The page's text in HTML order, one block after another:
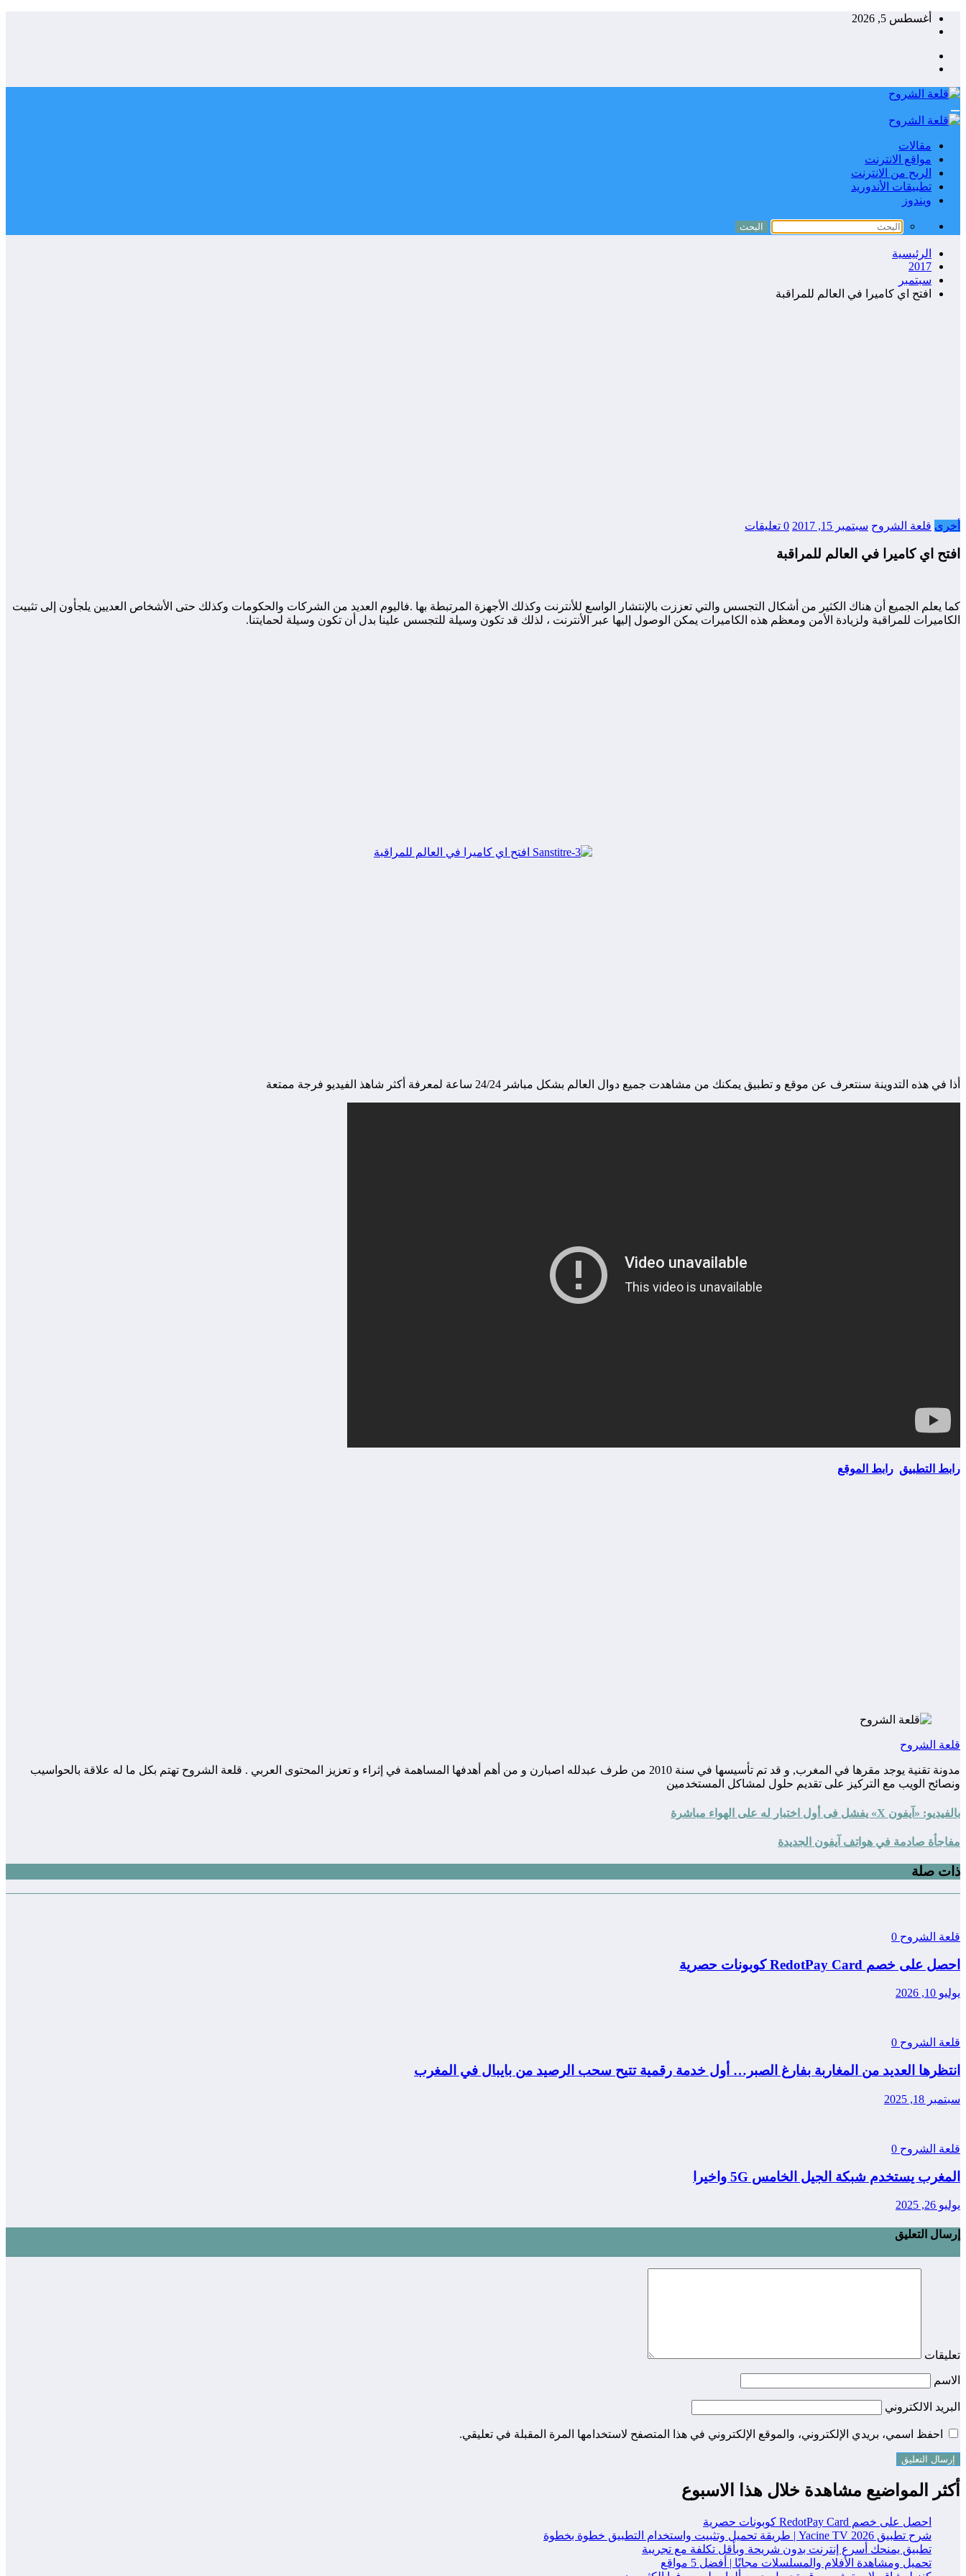
التجاوزأغسطس 5, 2026
مقالات
مواقع الانترنت
الربح من الانترنت
تطبيقات الأندوريد
ويندوز
الرئيسية
2017
سبتمبر
افتح اي كاميرا في العالم للمراقبة
أخرى قلعة الشروح سبتمبر 15, 2017 0 تعليقات
افتح اي كاميرا في العالم للمراقبة
كما يعلم الجميع أن هناك الكثير من أشكال التجسس والتي تعززت بالإنتشار الواسع للأنترنت وكذلك الأجهزة المرتبطة بها .فاليوم العديد من الشركات والحكومات وكذلك حتى الأشخاص العديين يلجأون إلى تثبيت
الكاميرات للمراقبة ولزيادة الأمن ومعظم هذه الكاميرات يمكن الوصول إليها عبر الأنترنت ، لذلك قد تكون وسيلة للتجسس علينا بدل أن تكون وسيلة لحمايتنا.
أذا في هذه التدوينة سنتعرف عن موقع و تطبيق يمكنك من مشاهدت جميع دوال العالم بشكل مباشر 24/24 ساعة لمعرفة أكثر شاهذ الفيديو فرجة ممتعة
رابط التطبيق رابط الموقع
قلعة الشروح
مدونة تقنية يوجد مقرها في المغرب, و قد تم تأسيسها في سنة 2010 من طرف عبدلله اصبارن و من أهم أهدفها المساهمة في إثراء و تعزيز المحتوى العربي . قلعة الشروح تهتم بكل ما له علاقة بالحواسيب
ونصائح الويب مع التركيز على تقديم حلول لمشاكل المستخدمين
بالفيديو: «آيفون X» يفشل فى أول اختبار له على الهواء مباشرة
مفاجأة صادمة في هواتف آيفون الجديدة
ذات صلة
قلعة الشروح 0
احصل على خصم RedotPay Card كوبونات حصرية
يوليو 10, 2026
قلعة الشروح 0
انتظرها العديد من المغاربة بفارغ الصبر… أول خدمة رقمية تتيح سحب الرصيد من بايبال في المغرب
سبتمبر 18, 2025
قلعة الشروح 0
المغرب يستخدم شبكة الجيل الخامس 5G واخيرا
يوليو 26, 2025
إرسال التعليق
تعليقات
الاسم
البريد الالكتروني
احفظ اسمي، بريدي الإلكتروني، والموقع الإلكتروني في هذا المتصفح لاستخدامها المرة المقبلة في تعليقي.
أكثر المواضيع مشاهدة خلال هذا الاسبوع
احصل على خصم RedotPay Card كوبونات حصرية
شرح تطبيق Yacine TV 2026 | طريقة تحميل وتثبيت واستخدام التطبيق خطوة بخطوة
تطبيق يمنحك أسرع إنترنت بدون شريحة وبأقل تكلفة مع تجريبة
تحميل ومشاهدة الأفلام والمسلسلات مجانًا | أفضل 5 مواقع